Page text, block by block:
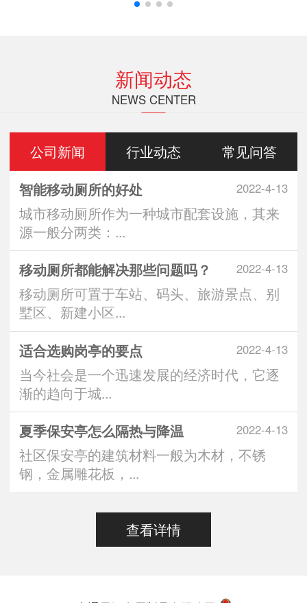
新闻动态
NEWS CENTER
公司新闻 行业动态 常见问答
2022-4-13
智能移动厕所的好处
城市移动厕所作为一种城市配套设施，其来
源一般分两类：...
2022-4-13
移动厕所都能解决那些问题吗？
移动厕所可置于车站、码头、旅游景点、别
墅区、新建小区...
2022-4-13
适合选购岗亭的要点
当今社会是一个迅速发展的经济时代，它逐
渐的趋向于城...
2022-4-13
夏季保安亭怎么隔热与降温
社区保安亭的建筑材料一般为木材，不锈
钢，金属雕花板，...
查看详情